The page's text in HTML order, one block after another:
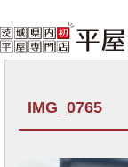
IMG_0765